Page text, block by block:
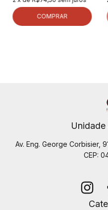
COMPRAR
Av. Eng. George Corbisier,
CEP: